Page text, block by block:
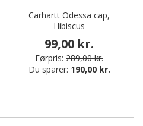
Carhartt Odessa cap,
Hibiscus
99,00 kr.
Førpris: 289,00 kr.
Du sparer: 190,00 kr.